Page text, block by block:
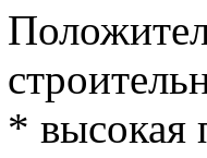
* высокая